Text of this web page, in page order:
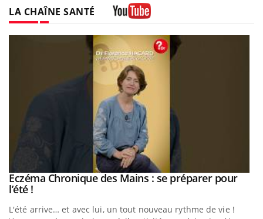
LA CHAÎNE SANTÉ
Youtube
Eczéma Chronique des Mains : se préparer pour
l’été !Youtube
L'été arrive… et avec lui, un tout nouveau rythme de vie !